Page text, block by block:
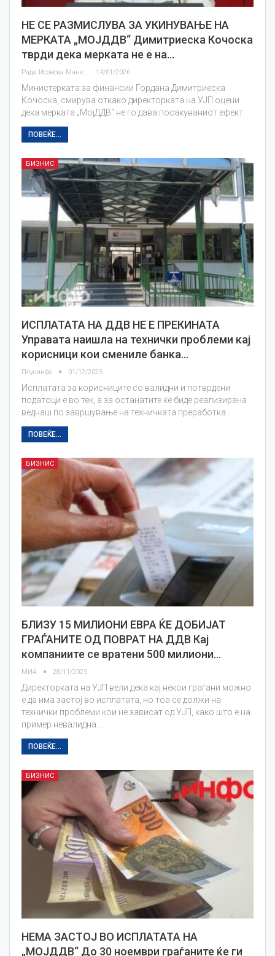
НЕ СЕ РАЗМИСЛУВА ЗА УКИНУВАЊЕ НА
МЕРКАТА „МОЈДДВ“ Димитриеска Кочоска
тврди дека мерката не е на…
Рада Исовска Маневска 14/01/2026
Министерката за финансии Гордана Димитриеска
Кочоска, смирува откако директорката на УЈП оцени
дека мерката „МојДДВ“ не го дава посакуваниот ефект.
ПОВЕЌЕ...
БИЗНИС
ИСПЛАТАТА НА ДДВ НЕ Е ПРЕКИНАТА
Управата наишла на технички проблеми кај
корисници кои смениле банка…
Плусинфо 01/12/2025
Исплатата за корисниците со валидни и потврдени
податоци е во тек, а за останатите ќе биде реализирана
веднаш по завршување на техничката преработка.
ПОВЕЌЕ...
БИЗНИС
БЛИЗУ 15 МИЛИОНИ ЕВРА ЌЕ ДОБИЈАТ
ГРАЃАНИТЕ ОД ПОВРАТ НА ДДВ Кај
компаниите се вратени 500 милиони…
МИА 28/11/2025
Директорката на УЈП вели дека кај некои граѓани можно
е да има застој во исплатата, но тоа се должи на
технички проблеми кои не зависат од УЈП, како што е на
пример невалидна…
ПОВЕЌЕ...
БИЗНИС
НЕМА ЗАСТОЈ ВО ИСПЛАТАТА НА
„МОЈДДВ“ До 30 ноември граѓаните ќе ги